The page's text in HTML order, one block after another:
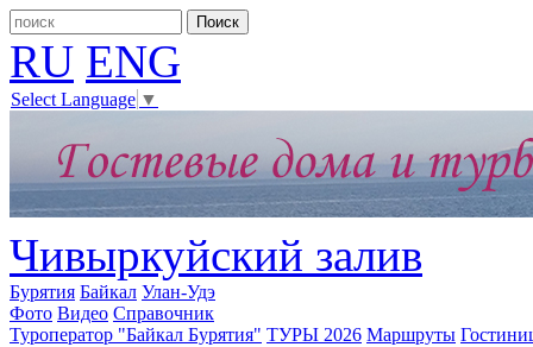
RU ENG
Select Language ▼
Чивыркуйский залив
Бурятия Байкал Улан-Удэ
Фото Видео Справочник
Туроператор "Байкал Бурятия" ТУРЫ 2026 Маршруты